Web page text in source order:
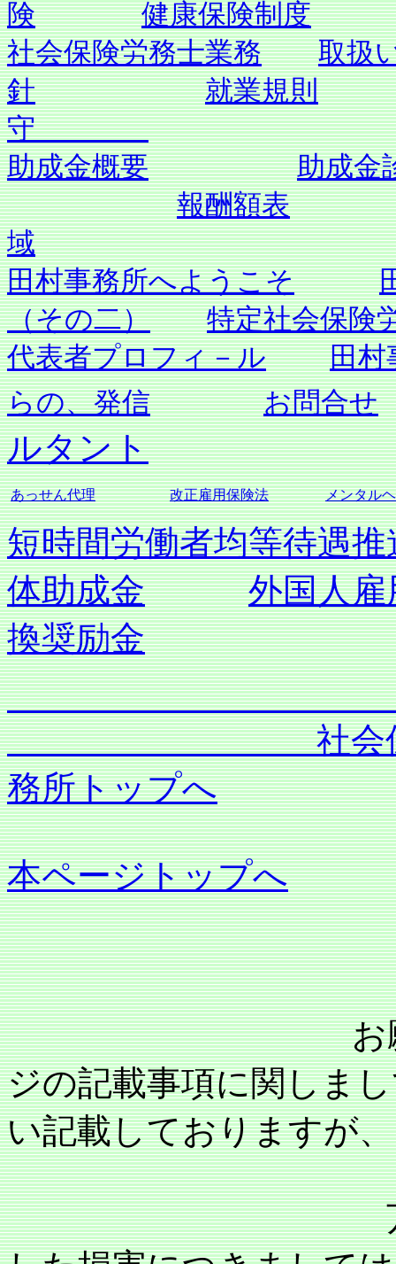
険
健康保険制度
社会保険労務士業務
取扱
針
就業規則
守
助成金概要
助成金
報酬額表
域
田村事務所へようこそ
（その二）
特定社会保険
代表者プロフィ－ル
田
らの、発信
お問合せ
ルタント
あっせん代理 改正雇用保険法 メンタル
短時間労働者均等待遇
体助成金
外国人
換奨励金
社会保険労務
務所トップへ
本ページトップへ
お願い：当事
ジの記載事項に関しま
い記載しておりますが、
万が一記載